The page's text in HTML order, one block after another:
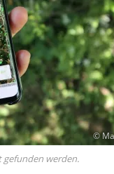
©
gefunden werden.